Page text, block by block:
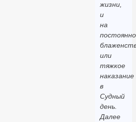
жизни,
и
на
или
тяжкое
наказание
в
Судный
день.
Далее